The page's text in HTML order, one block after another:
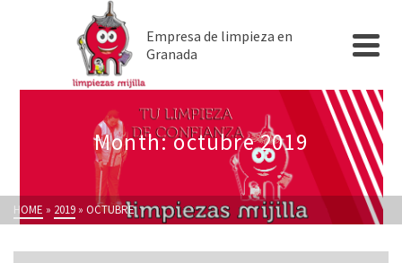
Empresa de limpieza en
Granada
Month: octubre 2019
HOME » 2019 » OCTUBRE